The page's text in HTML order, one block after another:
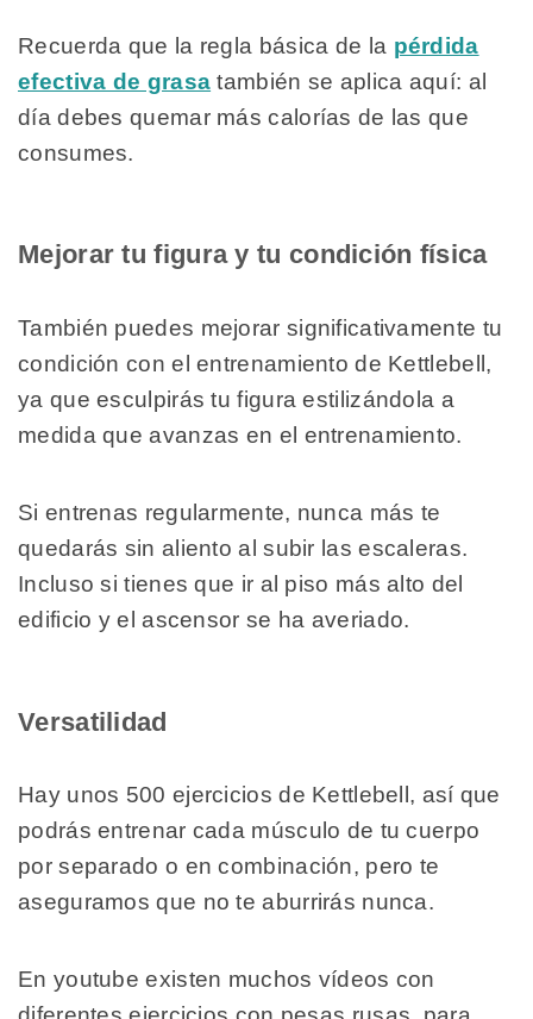
Recuerda que la regla básica de la pérdida
efectiva de grasa también se aplica aquí: al
día debes quemar más calorías de las que
consumes.
Mejorar tu figura y tu condición física
También puedes mejorar significativamente tu
condición con el entrenamiento de Kettlebell,
ya que esculpirás tu figura estilizándola a
medida que avanzas en el entrenamiento.
Si entrenas regularmente, nunca más te
quedarás sin aliento al subir las escaleras.
Incluso si tienes que ir al piso más alto del
edificio y el ascensor se ha averiado.
Versatilidad
Hay unos 500 ejercicios de Kettlebell, así que
podrás entrenar cada músculo de tu cuerpo
por separado o en combinación, pero te
aseguramos que no te aburrirás nunca.
En youtube existen muchos vídeos con